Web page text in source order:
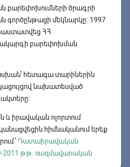
ծրագրի
գործընթացի մեկնարկը։ 1997
ՀՀ
բարեփոխման
հետագա տարիներին
նախատեսված
իրավական ոլորտում
հիմնականում երեք
Դատաիրավական
2011 թթ. ռազմավարական